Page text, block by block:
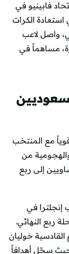
فابينيو في
الكرات
واصل لاعب
مساهماً في
قوياً مع المنتخب
من
إلى ربع
في
ربع النهائي.
خوليان
سجّل أهدافاً